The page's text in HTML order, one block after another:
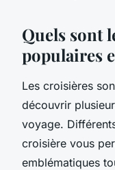
Quels sont
populaires
Les croisières
découvrir
voyage.
croisière vous
emblématiques